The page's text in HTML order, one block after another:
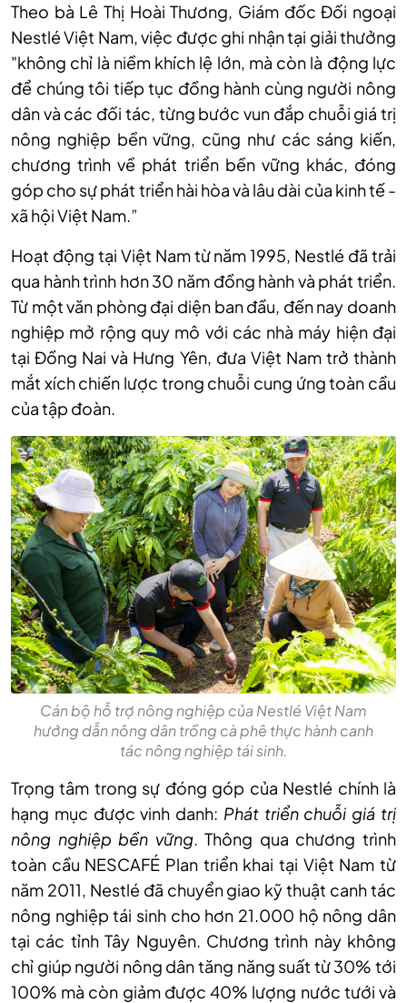
Theo bà Lê Thị Hoài Thương, Giám đốc Đối ngoại
Nestlé Việt Nam, việc được ghi nhận tại giải thưởng
"không chỉ là niềm khích lệ lớn, mà còn là động lực
để chúng tôi tiếp tục đồng hành cùng người nông
dân và các đối tác, từng bước vun đắp chuỗi giá trị
nông nghiệp bền vững, cũng như các sáng kiến,
chương trình về phát triển bền vững khác, đóng
góp cho sự phát triển hài hòa và lâu dài của kinh tế -
xã hội Việt Nam.”
Hoạt động tại Việt Nam từ năm 1995, Nestlé đã trải
qua hành trình hơn 30 năm đồng hành và phát triển.
Từ một văn phòng đại diện ban đầu, đến nay doanh
nghiệp mở rộng quy mô với các nhà máy hiện đại
tại Đồng Nai và Hưng Yên, đưa Việt Nam trở thành
mắt xích chiến lược trong chuỗi cung ứng toàn cầu
của tập đoàn.
Cán bộ hỗ trợ nông nghiệp của Nestlé Việt Nam
hướng dẫn nông dân trồng cà phê thực hành canh
tác nông nghiệp tái sinh.
Trọng tâm trong sự đóng góp của Nestlé chính là
hạng mục được vinh danh: Phát triển chuỗi giá trị
nông nghiệp bền vững. Thông qua chương trình
toàn cầu NESCAFÉ Plan triển khai tại Việt Nam từ
năm 2011, Nestlé đã chuyển giao kỹ thuật canh tác
nông nghiệp tái sinh cho hơn 21.000 hộ nông dân
tại các tỉnh Tây Nguyên. Chương trình này không
chỉ giúp người nông dân tăng năng suất từ 30% tới
100% mà còn giảm được 40% lượng nước tưới và